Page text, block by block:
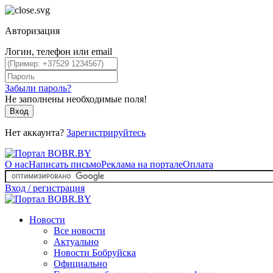
Авторизация
Логин, телефон или email
Забыли пароль?
Не заполнены необходимые поля!
Вход
Нет аккаунта? Зарегистрируйтесь
О насНаписать письмоРеклама на порталеОплата
Вход / регистрация
Новости
Все новости
Актуально
Новости Бобруйска
Официально